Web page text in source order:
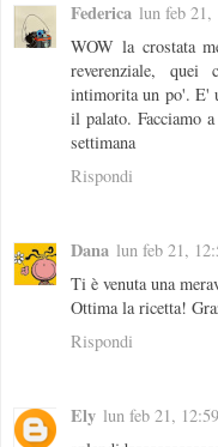
Federica lun feb 21,
WOW la crostata
reverenziale,
intimorita un po'. E'
il palato. Facciamo
settimana
Rispondi
Dana lun feb 21,
Ti è venuta una
Ottima la ricetta!
Rispondi
Ely lun feb 21,